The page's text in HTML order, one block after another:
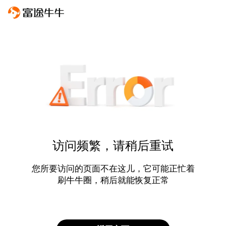
访问频繁，请稍后重试
您所要访问的页面不在这儿，它可能正忙着
刷牛牛圈，稍后就能恢复正常